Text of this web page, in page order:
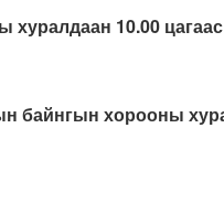
хуралдаан 10.00
байнгын хорооны